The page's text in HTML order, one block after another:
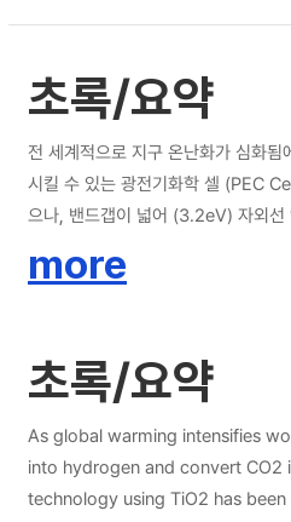
초록/요약
전 세계적으로 지구 온난화가 심화
시킬 수 있는 광전기화학 셀 (PEC
으나, 밴드갭이 넓어 (3.2eV) 자외선
Z-scheme system과 태양전지를
more
초록/요약
As global warming intensifies
into hydrogen and convert CO2
technology using TiO2 has